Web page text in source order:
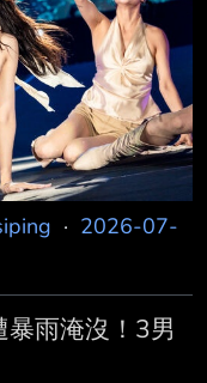
。
根據
經確定不與公司
活動會繼續進 行。
· 2026-07-
雨淹沒！3男